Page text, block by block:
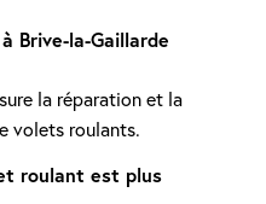
Brive-la-Gaillarde
la réparation et la
volets roulants.
roulant est plus